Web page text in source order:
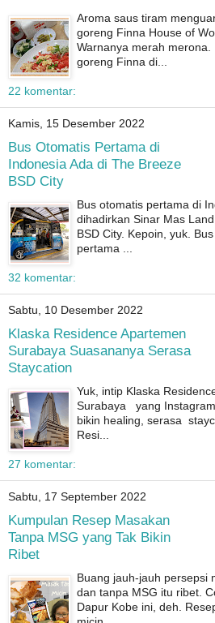
Aroma saus tiram
goreng Finna House of
Warnanya merah merona.
goreng Finna di...
22 komentar:
Kamis, 15 Desember 2022
Bus Otomatis Pertama di
Indonesia Ada di The Breeze
BSD City
Bus otomatis pertama di
dihadirkan Sinar Mas
BSD City. Kepoin, yuk.
pertama ...
32 komentar:
Sabtu, 10 Desember 2022
Klaska Residence Apartemen
Surabaya Suasananya Serasa
Staycation
Yuk, intip Klaska
Surabaya yang
bikin healing, serasa
Resi...
27 komentar:
Sabtu, 17 September 2022
Kumpulan Resep Masakan
Tanpa MSG yang Tak Bikin
Ribet
Buang jauh-jauh persepsi
dan tanpa MSG itu ribet.
Dapur Kobe ini, deh.